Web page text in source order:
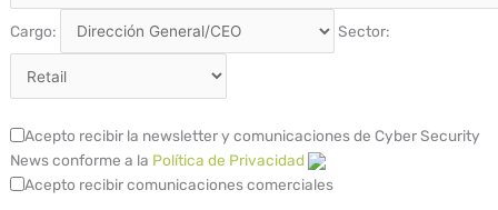
Cargo: Sector:
Acepto recibir la newsletter y comunicaciones de Cyber Security
News conforme a la Política de Privacidad
Acepto recibir comunicaciones comerciales